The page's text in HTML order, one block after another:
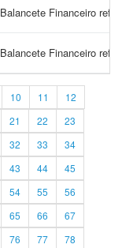
Balancete Financeiro
Balancete Financeiro
10 11
12
21 22
23
32 33
34
43 44
45
54 55
56
65 66
67
76 77 78